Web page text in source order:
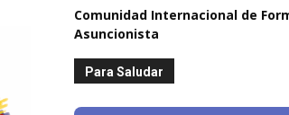
Comunidad Internacional de
Asuncionista
Para Saludar